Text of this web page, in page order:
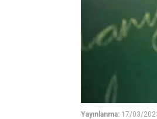
Yayınlanma: 17/03/